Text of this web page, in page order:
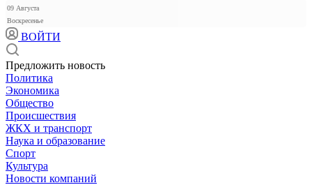
09 Августа
Воскресенье
ВОЙТИ
Предложить новость
Политика
Экономика
Общество
Происшествия
ЖКХ и транспорт
Наука и образование
Спорт
Культура
Новости компаний